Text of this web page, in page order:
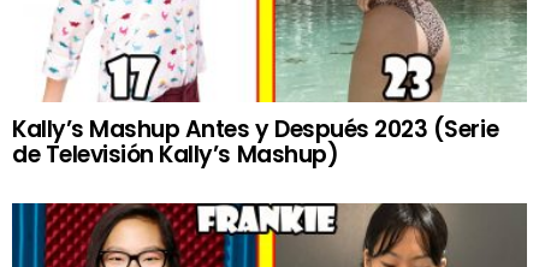
Kally’s Mashup Antes y Después 2023 (Serie
de Televisión Kally’s Mashup)